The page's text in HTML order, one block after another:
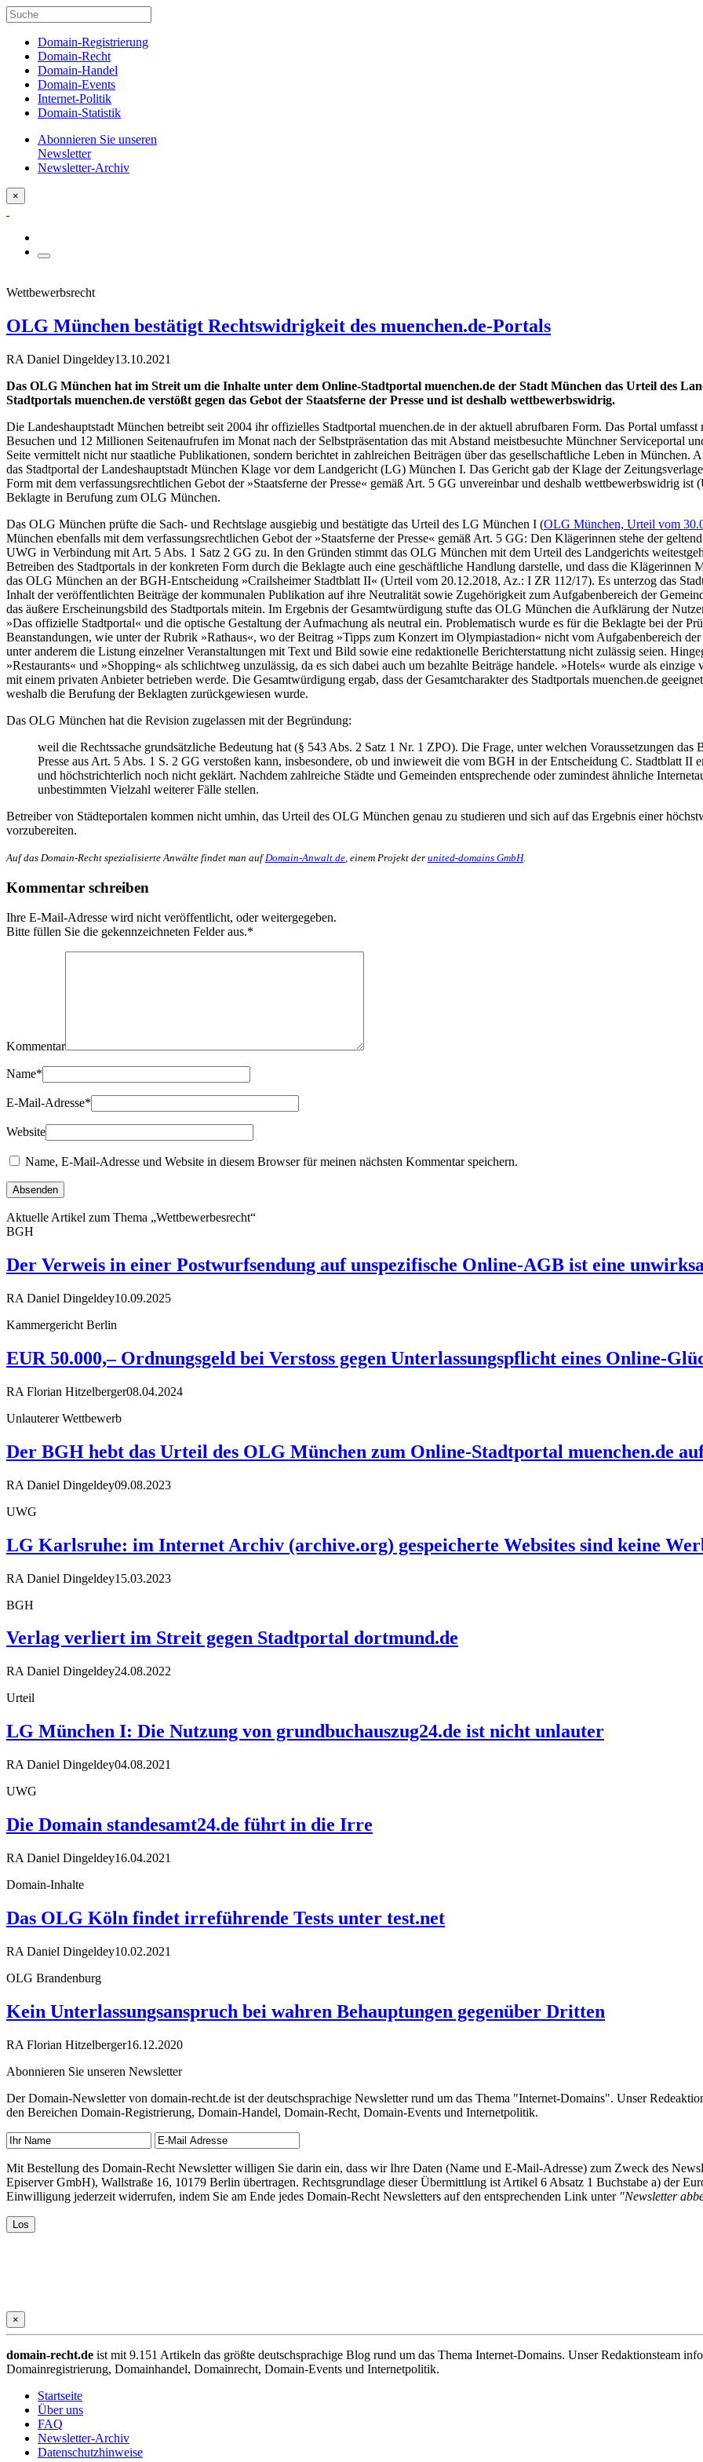
Domain-Registrierung
Domain-Recht
Domain-Handel
Domain-Events
Internet-Politik
Domain-Statistik
Abonnieren Sie unseren
Newsletter
Newsletter-Archiv
×
Wettbewerbsrecht
OLG München bestätigt Rechtswidrigkeit des muenchen.de-Portals
RA Daniel Dingeldey13.10.2021
Das OLG München hat im Streit um die Inhalte unter dem Online-Stadtportal muenchen.de der Stadt München das Urteil des
Stadtportals muenchen.de verstößt gegen das Gebot der Staatsferne der Presse und ist deshalb wettbewerbswidrig.
Die Landeshauptstadt München betreibt seit 2004 ihr offizielles Stadtportal muenchen.de in der aktuell abrufbaren Form. Das Portal
Besuchen und 12 Millionen Seitenaufrufen im Monat nach der Selbstpräsentation das mit Abstand meistbesuchte Münchner Serviceportal
Seite vermittelt nicht nur staatliche Publikationen, sondern berichtet in zahlreichen Beiträgen über das gesellschaftliche Leben in München.
das Stadtportal der Landeshauptstadt München Klage vor dem Landgericht (LG) München I. Das Gericht gab der Klage der
Form mit dem verfassungsrechtlichen Gebot der »Staatsferne der Presse« gemäß Art. 5 GG unvereinbar und deshalb wettbewerbswidrig
Beklagte in Berufung zum OLG München.
Das OLG München prüfte die Sach- und Rechtslage ausgiebig und bestätigte das Urteil des LG München I (OLG München, Urteil vom
München ebenfalls mit dem verfassungsrechtlichen Gebot der »Staatsferne der Presse« gemäß Art. 5 GG: Den Klägerinnen stehe der
UWG in Verbindung mit Art. 5 Abs. 1 Satz 2 GG zu. In den Gründen stimmt das OLG München mit dem Urteil des Landgerichts
Betreiben des Stadtportals in der konkreten Form durch die Beklagte auch eine geschäftliche Handlung darstelle, und dass die
das OLG München an der BGH-Entscheidung »Crailsheimer Stadtblatt II« (Urteil vom 20.12.2018, Az.: I ZR 112/17). Es unterzog das
Inhalt der veröffentlichten Beiträge der kommunalen Publikation auf ihre Neutralität sowie Zugehörigkeit zum Aufgabenbereich der
das äußere Erscheinungsbild des Stadtportals mitein. Im Ergebnis der Gesamtwürdigung stufte das OLG München die Aufklärung der
»Das offizielle Stadtportal« und die optische Gestaltung der Aufmachung als neutral ein. Problematisch wurde es für die Beklagte bei der
Beanstandungen, wie unter der Rubrik »Rathaus«, wo der Beitrag »Tipps zum Konzert im Olympiastadion« nicht vom Aufgabenbereich
unter anderem die Listung einzelner Veranstaltungen mit Text und Bild sowie eine redaktionelle Berichterstattung nicht zulässig seien.
»Restaurants« und »Shopping« als schlichtweg unzulässig, da es sich dabei auch um bezahlte Beiträge handele. »Hotels« wurde als
mit einem privaten Anbieter betrieben werde. Die Gesamtwürdigung ergab, dass der Gesamtcharakter des Stadtportals muenchen.de
weshalb die Berufung der Beklagten zurückgewiesen wurde.
Das OLG München hat die Revision zugelassen mit der Begründung:
weil die Rechtssache grundsätzliche Bedeutung hat (§ 543 Abs. 2 Satz 1 Nr. 1 ZPO). Die Frage, unter welchen Voraussetzungen das
Presse aus Art. 5 Abs. 1 S. 2 GG verstoßen kann, insbesondere, ob und inwieweit die vom BGH in der Entscheidung C. Stadtblatt
und höchstrichterlich noch nicht geklärt. Nachdem zahlreiche Städte und Gemeinden entsprechende oder zumindest ähnliche
unbestimmten Vielzahl weiterer Fälle stellen.
Betreiber von Städteportalen kommen nicht umhin, das Urteil des OLG München genau zu studieren und sich auf das Ergebnis einer
vorzubereiten.
Auf das Domain-Recht spezialisierte Anwälte findet man auf Domain-Anwalt.de , einem Projekt der united-domains GmbH.
Kommentar schreiben
Ihre E-Mail-Adresse wird nicht veröffentlicht, oder weitergegeben.
Bitte füllen Sie die gekennzeichneten Felder aus.*
Kommentar
Name*
E-Mail-Adresse*
Website
Name, E-Mail-Adresse und Website in diesem Browser für meinen nächsten Kommentar speichern.
Aktuelle Artikel zum Thema „Wettbewerbesrecht“
BGH
Der Verweis in einer Postwurfsendung auf unspezifische Online-AGB ist eine
RA Daniel Dingeldey10.09.2025
Kammergericht Berlin
EUR 50.000,– Ordnungsgeld bei Verstoss gegen Unterlassungspflicht eines Online-
RA Florian Hitzelberger08.04.2024
Unlauterer Wettbewerb
Der BGH hebt das Urteil des OLG München zum Online-Stadtportal muenchen.de
RA Daniel Dingeldey09.08.2023
UWG
LG Karlsruhe: im Internet Archiv (archive.org) gespeicherte Websites sind keine
RA Daniel Dingeldey15.03.2023
BGH
Verlag verliert im Streit gegen Stadtportal dortmund.de
RA Daniel Dingeldey24.08.2022
Urteil
LG München I: Die Nutzung von grundbuchauszug24.de ist nicht unlauter
RA Daniel Dingeldey04.08.2021
UWG
Die Domain standesamt24.de führt in die Irre
RA Daniel Dingeldey16.04.2021
Domain-Inhalte
Das OLG Köln findet irreführende Tests unter test.net
RA Daniel Dingeldey10.02.2021
OLG Brandenburg
Kein Unterlassungsanspruch bei wahren Behauptungen gegenüber Dritten
RA Florian Hitzelberger16.12.2020
Abonnieren Sie unseren Newsletter
Der Domain-Newsletter von domain-recht.de ist der deutschsprachige Newsletter rund um das Thema "Internet-Domains". Unser
den Bereichen Domain-Registrierung, Domain-Handel, Domain-Recht, Domain-Events und Internetpolitik.
Mit Bestellung des Domain-Recht Newsletter willigen Sie darin ein, dass wir Ihre Daten (Name und E-Mail-Adresse) zum Zweck des
Episerver GmbH), Wallstraße 16, 10179 Berlin übertragen. Rechtsgrundlage dieser Übermittlung ist Artikel 6 Absatz 1 Buchstabe a) der
Einwilligung jederzeit widerrufen, indem Sie am Ende jedes Domain-Recht Newsletters auf den entsprechenden Link unter "Newsletter
×
domain-recht.de ist mit 9.151 Artikeln das größte deutschsprachige Blog rund um das Thema Internet-Domains. Unser Redaktionsteam
Domainregistrierung, Domainhandel, Domainrecht, Domain-Events und Internetpolitik.
Startseite
Über uns
FAQ
Newsletter-Archiv
Datenschutzhinweise